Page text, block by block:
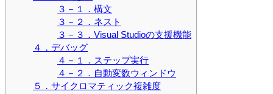
３－１．構文
３－２．ネスト
３－３．Visual Studioの支援機能
４．デバッグ
４－１．ステップ実行
４－２．自動変数ウィンドウ
５．サイクロマティック複雑度